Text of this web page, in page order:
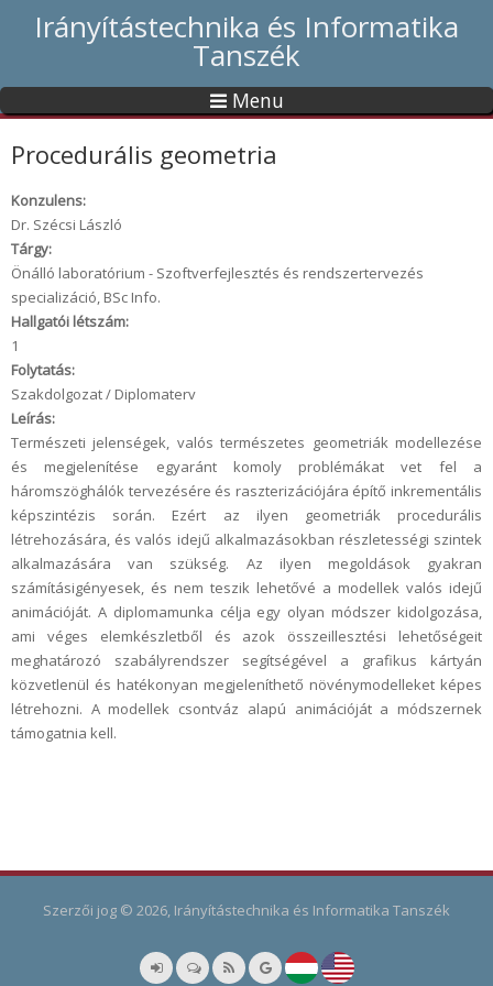
Irányítástechnika és Informatika
Tanszék
Menu
Procedurális geometria
Konzulens:
Dr. Szécsi László
Tárgy:
Önálló laboratórium - Szoftverfejlesztés és rendszertervezés
specializáció, BSc Info.
Hallgatói létszám:
1
Folytatás:
Szakdolgozat / Diplomaterv
Leírás:
Természeti jelenségek, valós természetes geometriák modellezése
és megjelenítése egyaránt komoly problémákat vet fel a
háromszöghálók tervezésére és raszterizációjára építő inkrementális
képszintézis során. Ezért az ilyen geometriák procedurális
létrehozására, és valós idejű alkalmazásokban részletességi szintek
alkalmazására van szükség. Az ilyen megoldások gyakran
számításigényesek, és nem teszik lehetővé a modellek valós idejű
animációját. A diplomamunka célja egy olyan módszer kidolgozása,
ami véges elemkészletből és azok összeillesztési lehetőségeit
meghatározó szabályrendszer segítségével a grafikus kártyán
közvetlenül és hatékonyan megjeleníthető növénymodelleket képes
létrehozni. A modellek csontváz alapú animációját a módszernek
támogatnia kell.
Szerzői jog © 2026, Irányítástechnika és Informatika Tanszék